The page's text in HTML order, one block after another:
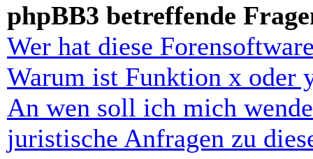
phpBB3 betreffende
Wer hat diese
Warum ist Funktion x oder
An wen soll ich mich
juristische Anfragen zu